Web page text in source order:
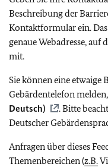
Beschreibung der
Kontaktformular ein.
genaue Webadresse, auf
mit.
Sie können eine etwaige
Gebärdentelefon
Deutsch)
. Bitte
Deutscher
Anfragen über dieses
Themenbereichen (z.B.